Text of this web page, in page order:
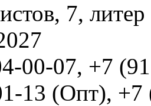
7,
00-07, +7
13 (Опт), +7